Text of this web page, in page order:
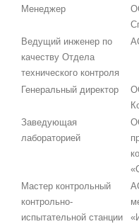
Менеджер
Ведущий инженер по
качеству Отдела
технического контроля
Генеральный директор
Заведующая
лабораторией
Мастер контрольный
контрольно-
испытательной станции